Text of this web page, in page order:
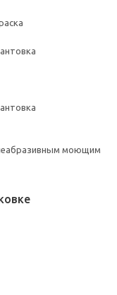
моющим